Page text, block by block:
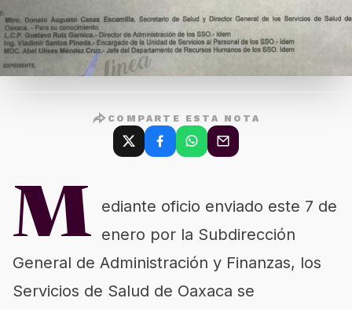
COMPARTE ESTA NOTA
M ediante oficio enviado este 7 de
enero por la Subdirección
General de Administración y Finanzas, los
Servicios de Salud de Oaxaca se